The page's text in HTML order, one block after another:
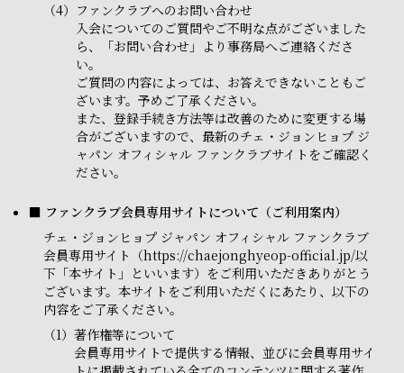
（4） ファンクラブへのお問い合わせ
入会についてのご質問やご不明な点がございました
ら、「お問い合わせ」より事務局へご連絡くださ
い。
ご質問の内容によっては、お答えできないこともご
ざいます。予めご了承ください。
また、登録手続き方法等は改善のために変更する場
合がございますので、最新のチェ・ジョンヒョプ ジ
ャパン オフィシャル ファンクラブサイトをご確認く
ださい。
■ ファンクラブ会員専用サイトについて（ご利用案内）
チェ・ジョンヒョプ ジャパン オフィシャル ファンクラブ
会員専用サイト（https://chaejonghyeop-official.jp/以
下「本サイト」といいます）をご利用いただきありがとう
ございます。本サイトをご利用いただくにあたり、以下の
内容をご了承ください。
（1） 著作権等について
会員専用サイトで提供する情報、並びに会員専用サイ